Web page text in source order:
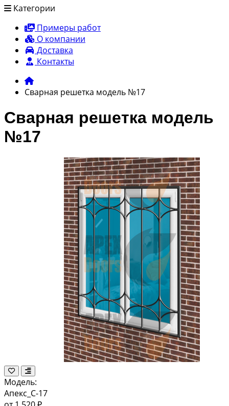
Категории
Примеры работ
О компании
Доставка
Контакты
Сварная решетка модель №17
Сварная решетка модель
№17
Модель:
Апекс_С-17